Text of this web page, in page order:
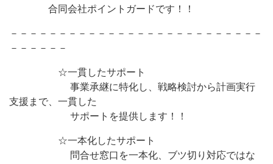
合同会社ポイントガードです！！
－－－－－－－－－－－－－－－－－－－－－－－－－－
－－－－－－
☆一貫したサポート
事業承継に特化し、戦略検討から計画実行
支援まで、一貫した
サポートを提供します！！
☆一本化したサポート
問合せ窓口を一本化、ブツ切り対応ではな